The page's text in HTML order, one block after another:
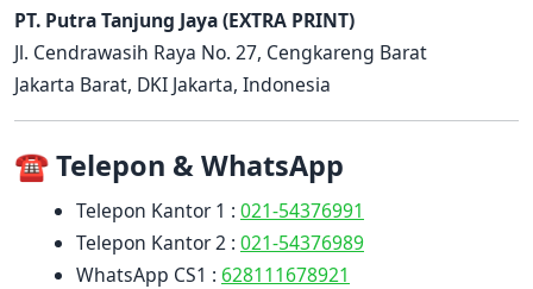
PT. Putra Tanjung Jaya (EXTRA PRINT)
Jl. Cendrawasih Raya No. 27, Cengkareng Barat
Jakarta Barat, DKI Jakarta, Indonesia
☎️ Telepon & WhatsApp
Telepon Kantor 1 : 021-54376991
Telepon Kantor 2 : 021-54376989
WhatsApp CS1 : 628111678921